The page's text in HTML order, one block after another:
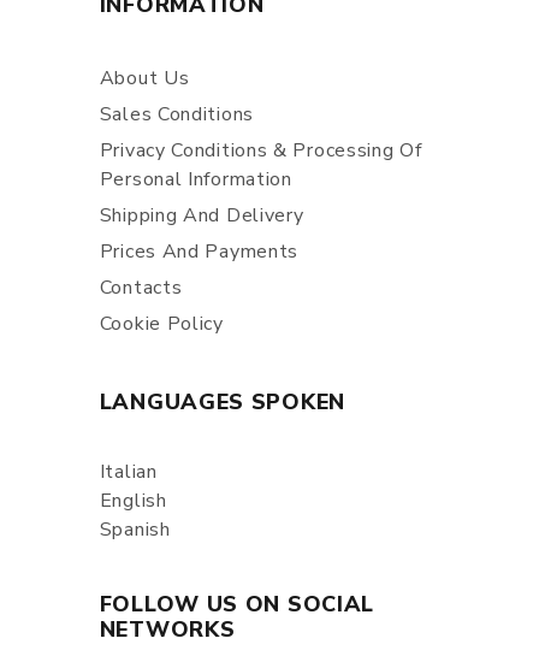
About Us
Sales Conditions
Privacy Conditions & Processing Of
Personal Information
Shipping And Delivery
Prices And Payments
Contacts
Cookie Policy
LANGUAGES SPOKEN
Italian
English
Spanish
FOLLOW US ON SOCIAL
NETWORKS